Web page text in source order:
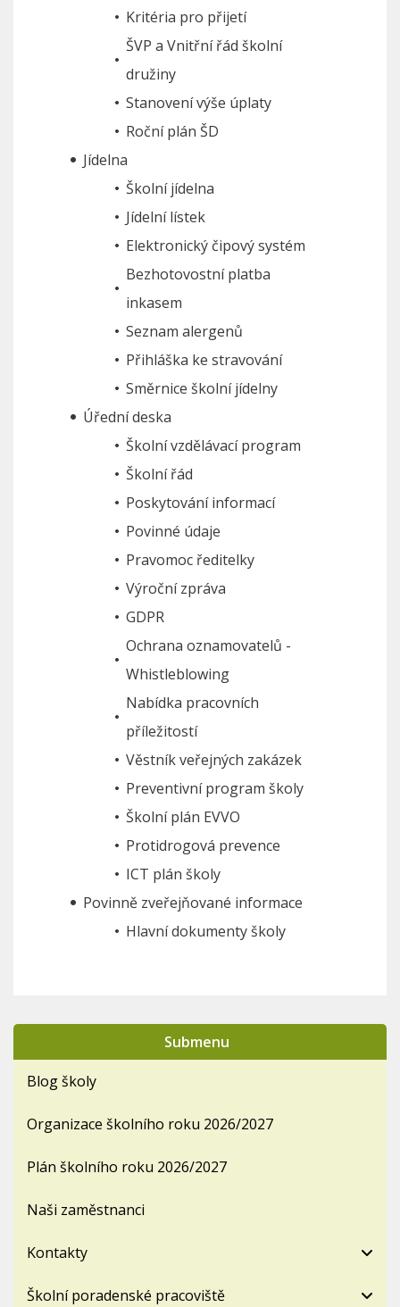
Kritéria pro přijetí
ŠVP a Vnitřní řád školní
družiny
Stanovení výše úplaty
Roční plán ŠD
Jídelna
Školní jídelna
Jídelní lístek
Elektronický čipový systém
Bezhotovostní platba
inkasem
Seznam alergenů
Přihláška ke stravování
Směrnice školní jídelny
Úřední deska
Školní vzdělávací program
Školní řád
Poskytování informací
Povinné údaje
Pravomoc ředitelky
Výroční zpráva
GDPR
Ochrana oznamovatelů -
Whistleblowing
Nabídka pracovních
příležitostí
Věstník veřejných zakázek
Preventivní program školy
Školní plán EVVO
Protidrogová prevence
ICT plán školy
Povinně zveřejňované informace
Hlavní dokumenty školy
Submenu
Blog školy
Organizace školního roku 2026/2027
Plán školního roku 2026/2027
Naši zaměstnanci
Kontakty
Školní poradenské pracoviště